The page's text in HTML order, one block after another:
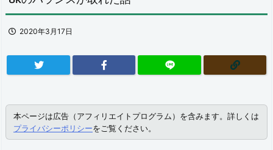
2020年3月17日
本ページは広告（アフィリエイトプログラム）を含みます。詳しくは
プライバシーポリシーをご覧ください。